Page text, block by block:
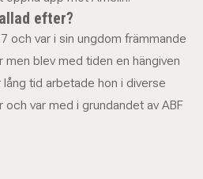
efter?
och var i sin ungdom främmande
blev med tiden en hängiven
tid arbetade hon i diverse
och var med i grundandet av ABF